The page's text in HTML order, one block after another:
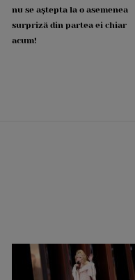
nu se aștepta la o asemenea
surpriză din partea ei chiar
acum!